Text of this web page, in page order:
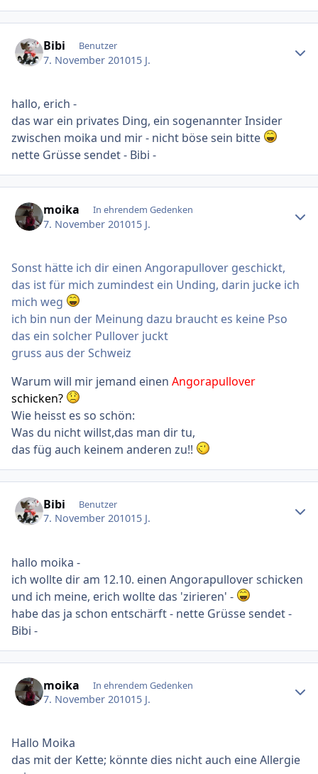
Bibi Benutzer
7. November 201015 J.
hallo, erich -
das war ein privates Ding, ein sogenannter Insider
zwischen moika und mir - nicht böse sein bitte
nette Grüsse sendet - Bibi -
moika In ehrendem Gedenken
7. November 201015 J.
Sonst hätte ich dir einen Angorapullover geschickt,
das ist für mich zumindest ein Unding, darin jucke ich
mich weg
ich bin nun der Meinung dazu braucht es keine Pso
das ein solcher Pullover juckt
gruss aus der Schweiz
Warum will mir jemand einen Angorapullover
schicken?
Wie heisst es so schön:
Was du nicht willst,das man dir tu,
das füg auch keinem anderen zu!!
Bibi Benutzer
7. November 201015 J.
hallo moika -
ich wollte dir am 12.10. einen Angorapullover schicken
und ich meine, erich wollte das 'zirieren' -
habe das ja schon entschärft - nette Grüsse sendet -
Bibi -
moika In ehrendem Gedenken
7. November 201015 J.
Hallo Moika
das mit der Kette; könnte dies nicht auch eine Allergie